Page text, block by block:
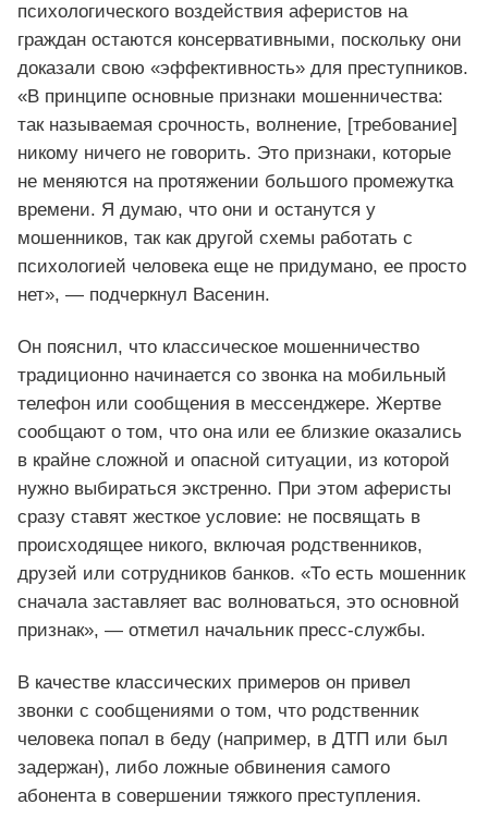
психологического воздействия аферистов на
граждан остаются консервативными, поскольку они
доказали свою «эффективность» для преступников.
«В принципе основные признаки мошенничества:
так называемая срочность, волнение, [требование]
никому ничего не говорить. Это признаки, которые
не меняются на протяжении большого промежутка
времени. Я думаю, что они и останутся у
мошенников, так как другой схемы работать с
психологией человека еще не придумано, ее просто
нет», — подчеркнул Васенин.
Он пояснил, что классическое мошенничество
традиционно начинается со звонка на мобильный
телефон или сообщения в мессенджере. Жертве
сообщают о том, что она или ее близкие оказались
в крайне сложной и опасной ситуации, из которой
нужно выбираться экстренно. При этом аферисты
сразу ставят жесткое условие: не посвящать в
происходящее никого, включая родственников,
друзей или сотрудников банков. «То есть мошенник
сначала заставляет вас волноваться, это основной
признак», — отметил начальник пресс-службы.
В качестве классических примеров он привел
звонки с сообщениями о том, что родственник
человека попал в беду (например, в ДТП или был
задержан), либо ложные обвинения самого
абонента в совершении тяжкого преступления.